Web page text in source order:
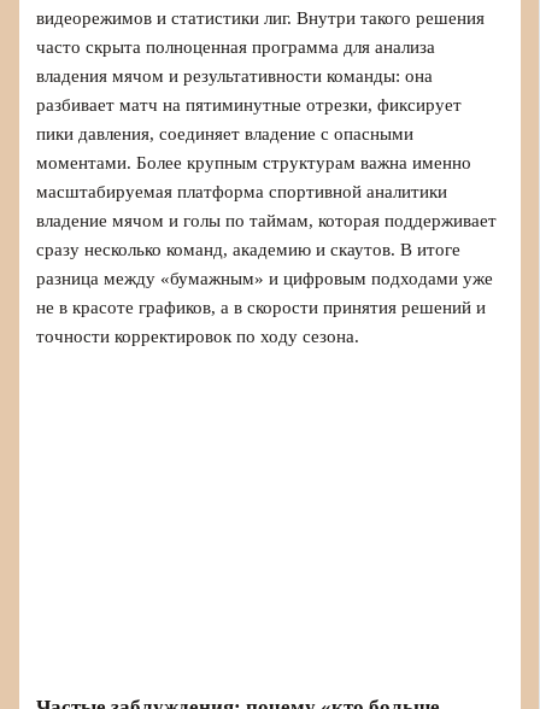
видеорежимов и статистики лиг. Внутри такого решения
часто скрыта полноценная программа для анализа
владения мячом и результативности команды: она
разбивает матч на пятиминутные отрезки, фиксирует
пики давления, соединяет владение с опасными
моментами. Более крупным структурам важна именно
масштабируемая платформа спортивной аналитики
владение мячом и голы по таймам, которая поддерживает
сразу несколько команд, академию и скаутов. В итоге
разница между «бумажным» и цифровым подходами уже
не в красоте графиков, а в скорости принятия решений и
точности корректировок по ходу сезона.